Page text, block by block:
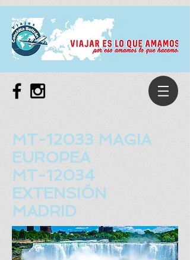
MT-12033 MAGIA
EUROPEA
MT-12034
EXTENSIÓN
MADRID